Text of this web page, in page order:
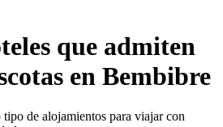
que admiten
en Bembibre
de alojamientos para viajar con